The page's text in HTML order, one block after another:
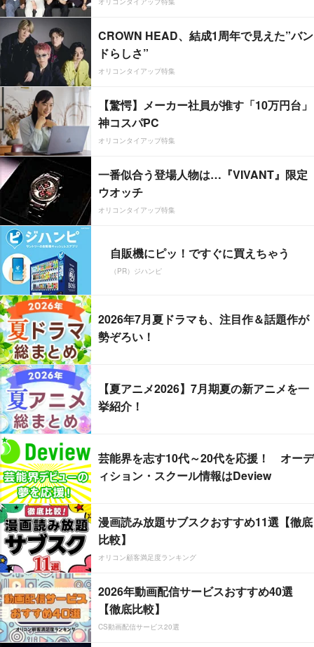
CROWN HEAD、結成1周年で見えた”バン
ドらしさ”
オリコンタイアップ特集
【驚愕】メーカー社員が推す「10万円台」
神コスパPC
オリコンタイアップ特集
一番似合う登場人物は…『VIVANT』限定
ウオッチ
オリコンタイアップ特集
自販機にピッ！ですぐに買えちゃう
（PR）ジハンピ
2026年7月夏ドラマも、注目作＆話題作が
勢ぞろい！
【夏アニメ2026】7月期夏の新アニメを一
挙紹介！
芸能界を志す10代～20代を応援！ オーデ
ィション・スクール情報はDeview
漫画読み放題サブスクおすすめ11選【徹底
比較】
オリコン顧客満足度ランキング
2026年動画配信サービスおすすめ40選
【徹底比較】
CS動画配信サービス20選